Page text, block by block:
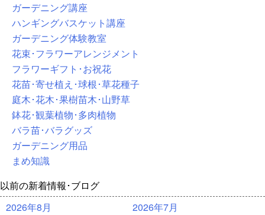
ガーデニング講座
ハンギングバスケット講座
ガーデニング体験教室
花束･フラワーアレンジメント
フラワーギフト･お祝花
花苗･寄せ植え･球根･草花種子
庭木･花木･果樹苗木･山野草
鉢花･観葉植物･多肉植物
バラ苗･バラグッズ
ガーデニング用品
まめ知識
以前の新着情報･ブログ
2026年8月
2026年7月